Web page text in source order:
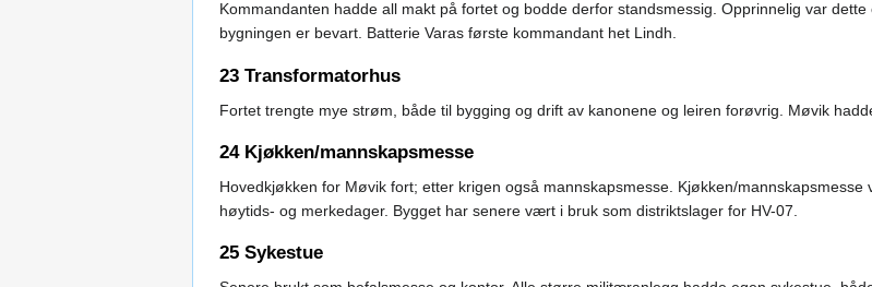
Kommandanten hadde all makt på fortet og bodde derfor standsmessig. Opprinnelig var
bygningen er bevart. Batterie Varas første kommandant het Lindh.
23 Transformatorhus
Fortet trengte mye strøm, både til bygging og drift av kanonene og leiren forøvrig. Møvik
24 Kjøkken/mannskapsmesse
Hovedkjøkken for Møvik fort; etter krigen også mannskapsmesse. Kjøkken/
høytids- og merkedager. Bygget har senere vært i bruk som distriktslager for HV-07.
25 Sykestue